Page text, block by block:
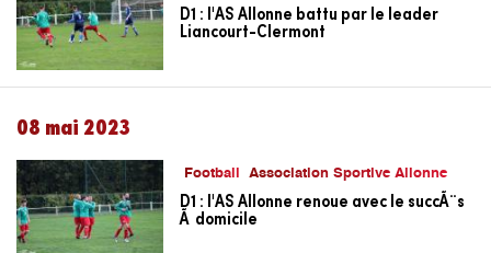
D1 : l'AS Allonne battu par le leader
Liancourt-Clermont
08 mai 2023
Football Association Sportive Allonne
D1 : l'AS Allonne renoue avec le succÃ¨s
Ã domicile